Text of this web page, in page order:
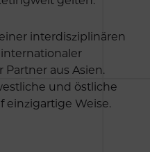
interdisziplinären
aus Asien.
und östliche
einzigartige Weise.